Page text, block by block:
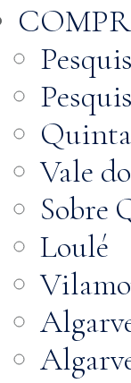
Vale
Sobre
Loulé